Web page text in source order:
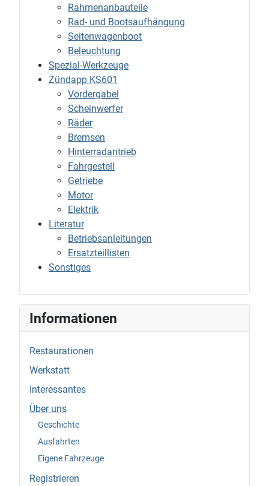
Rahmenanbauteile
Rad- und Bootsaufhängung
Seitenwagenboot
Beleuchtung
Spezial-Werkzeuge
Zündapp KS601
Vordergabel
Scheinwerfer
Räder
Bremsen
Hinterradantrieb
Fahrgestell
Getriebe
Motor
Elektrik
Literatur
Betriebsanleitungen
Ersatzteillisten
Sonstiges
Informationen
Restaurationen
Werkstatt
Interessantes
Über uns
Geschichte
Ausfahrten
Eigene Fahrzeuge
Registrieren